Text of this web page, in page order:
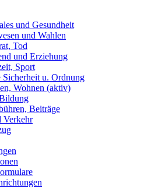
und Gesundheit
und Wahlen
Tod
und Erziehung
Sport
u. Ordnung
Wohnen (aktiv)
Beiträge
Verkehr